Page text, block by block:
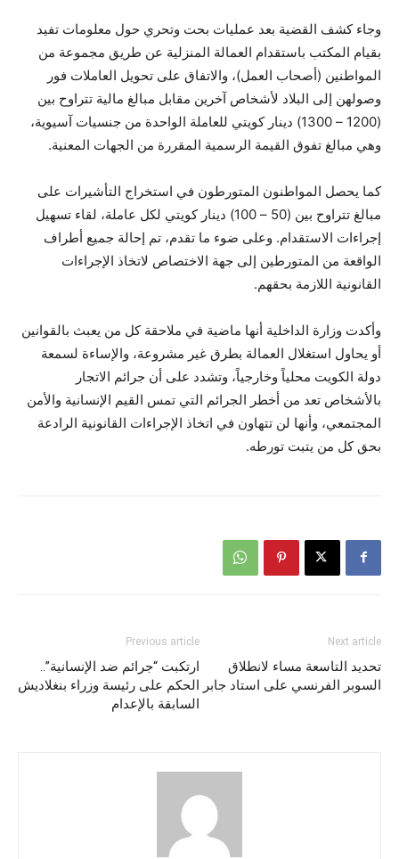
وجاء كشف القضية بعد عمليات بحت وتحري حول معلومات تفيد
بقيام المكتب باستقدام العمالة المنزلية عن طريق مجموعة من
المواطنين (أصحاب العمل)، والاتفاق على تحويل العاملات فور
وصولهن إلى البلاد لأشخاص آخرين مقابل مبالغ مالية تتراوح بين
(1200 – 1300) دينار كويتي للعاملة الواحدة من جنسيات آسيوية،
وهي مبالغ تفوق القيمة الرسمية المقررة من الجهات المعنية.
كما يحصل المواطنون المتورطون في استخراج التأشيرات على
مبالغ تتراوح بين (50 – 100) دينار كويتي لكل عاملة، لقاء تسهيل
إجراءات الاستقدام. وعلى ضوء ما تقدم، تم إحالة جميع أطراف
الواقعة من المتورطين إلى جهة الاختصاص لاتخاذ الإجراءات
القانونية اللازمة بحقهم.
وأكدت وزارة الداخلية أنها ماضية في ملاحقة كل من يعبث بالقوانين
أو يحاول استغلال العمالة بطرق غير مشروعة، والإساءة لسمعة
دولة الكويت محلياً وخارجياً، وتشدد على أن جرائم الاتجار
بالأشخاص تعد من أخطر الجرائم التي تمس القيم الإنسانية والأمن
المجتمعي، وأنها لن تتهاون في اتخاذ الإجراءات القانونية الرادعة
بحق كل من يتبت تورطه.
Previous article
ارتكبت “جرائم ضد الإنسانية”..
الحكم على رئيسة وزراء بنغلاديش
السابقة بالإعدام
Next article
تحديد التاسعة مساء لانطلاق
السوبر الفرنسي على استاد جابر